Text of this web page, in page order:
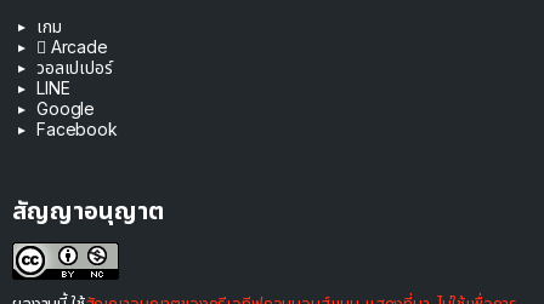
เกม
 Arcade
วอลเปเปอร์
LINE
Google
Facebook
สัญญาอนุญาต